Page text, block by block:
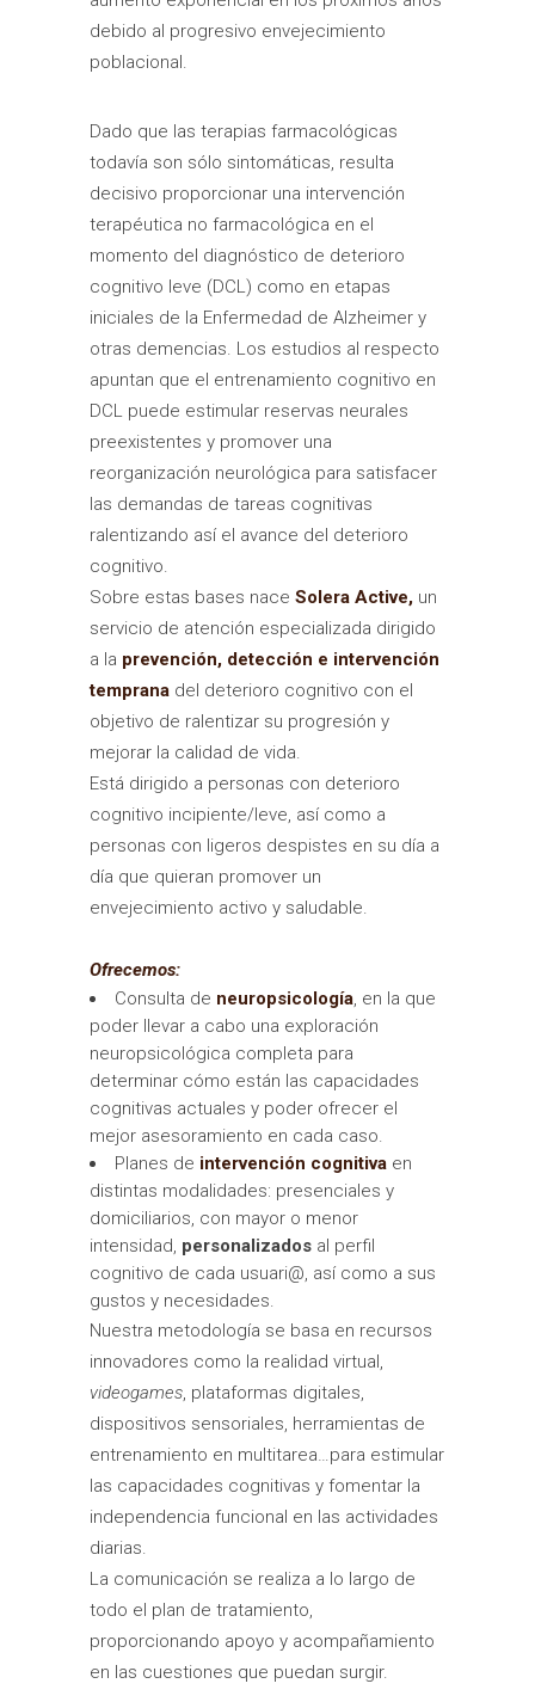
debido al progresivo envejecimiento
poblacional.
Dado que las terapias farmacológicas
todavía son sólo sintomáticas, resulta
decisivo proporcionar una intervención
terapéutica no farmacológica en el
momento del diagnóstico de deterioro
cognitivo leve (DCL) como en etapas
iniciales de la Enfermedad de Alzheimer y
otras demencias. Los estudios al respecto
apuntan que el entrenamiento cognitivo en
DCL puede estimular reservas neurales
preexistentes y promover una
reorganización neurológica para satisfacer
las demandas de tareas cognitivas
ralentizando así el avance del deterioro
cognitivo.
Sobre estas bases nace Solera Active, un
servicio de atención especializada dirigido
a la prevención, detección e intervención
temprana del deterioro cognitivo con el
objetivo de ralentizar su progresión y
mejorar la calidad de vida.
Está dirigido a personas con deterioro
cognitivo incipiente/leve, así como a
personas con ligeros despistes en su día a
día que quieran promover un
envejecimiento activo y saludable.
Ofrecemos:
Consulta de neuropsicología, en la que
poder llevar a cabo una exploración
neuropsicológica completa para
determinar cómo están las capacidades
cognitivas actuales y poder ofrecer el
mejor asesoramiento en cada caso.
Planes de intervención cognitiva en
distintas modalidades: presenciales y
domiciliarios, con mayor o menor
intensidad, personalizados al perfil
cognitivo de cada usuari@, así como a sus
gustos y necesidades.
Nuestra metodología se basa en recursos
innovadores como la realidad virtual,
videogames, plataformas digitales,
dispositivos sensoriales, herramientas de
entrenamiento en multitarea…para estimular
las capacidades cognitivas y fomentar la
independencia funcional en las actividades
diarias.
La comunicación se realiza a lo largo de
todo el plan de tratamiento,
proporcionando apoyo y acompañamiento
en las cuestiones que puedan surgir.